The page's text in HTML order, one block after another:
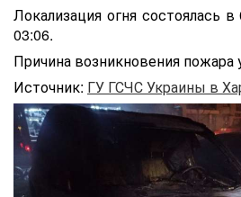
Локализация огня состоялась
03:06.
Причина возникновения пожара
Источник: ГУ ГСЧС Украины в